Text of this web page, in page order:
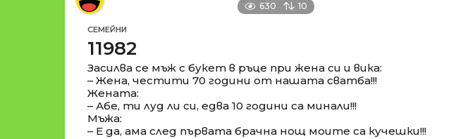
630 10
СЕМЕЙНИ
11982
Засилва се мъж с букет в ръце при жена си и вика:
– Жена, честити 70 години от нашата сватба!!!
Жената:
– Абе, ти луд ли си, едва 10 години са минали!!!
Мъжа:
– Е да, ама след първата брачна нощ моите са кучешки!!!